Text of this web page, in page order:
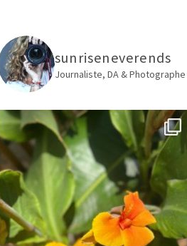
sunriseneverends
Journaliste, DA & Photographe